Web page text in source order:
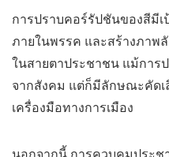
การปราบคอร์รัปชันของสีมี
ภายในพรรค และสร้างภาพ
ในสายตาประชาชน แม้การ
จากสังคม แต่ก็มีลักษณะคัดเ
เครื่องมือทางการเมือง